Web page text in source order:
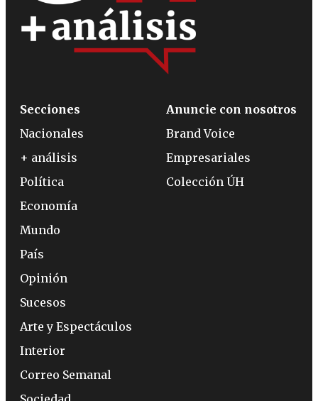
Secciones
Nacionales
+ análisis
Política
Economía
Mundo
País
Opinión
Sucesos
Arte y Espectáculos
Interior
Correo Semanal
Anuncie con nosotros
Brand Voice
Empresariales
Colección ÚH